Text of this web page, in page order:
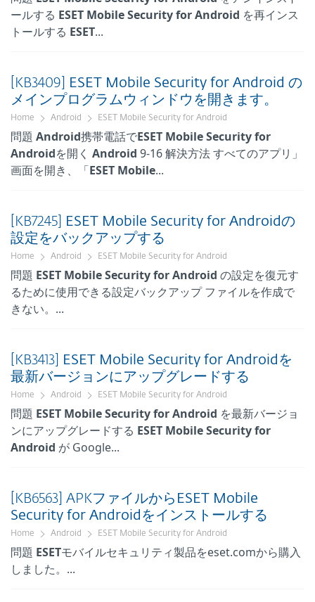
ールする ESET MobileSecurityforAndroid を再インス
トールする ESET...
[KB3409] ESET Mobile Security for Android の
メインプログラムウィンドウを開きます。
Home Android ESET Mobile Security for Android
問題 Android携帯電話でESET MobileSecurityfor
Androidを開く Android 9-16 解決方法 すべてのアプリ」
画面を開き、「ESET Mobile...
[KB7245] ESET Mobile Security for Androidの
設定をバックアップする
Home Android ESET Mobile Security for Android
問題 ESET MobileSecurityforAndroid の設定を復元す
るために使用できる設定バックアップ ファイルを作成で
きない。...
[KB3413] ESET Mobile Security for Android を
最新バージョンにアップグレードする
Home Android ESET Mobile Security for Android
問題 ESET MobileSecurityforAndroid を最新バージョ
ンにアップグレードする ESET MobileSecurityfor
Android が Google...
[KB6563] APKファイルから ESET Mobile
Security for Android をインストールする
Home Android ESET Mobile Security for Android
問題 ESETモバイルセキュリティ製品をeset.comから購入
しました。...